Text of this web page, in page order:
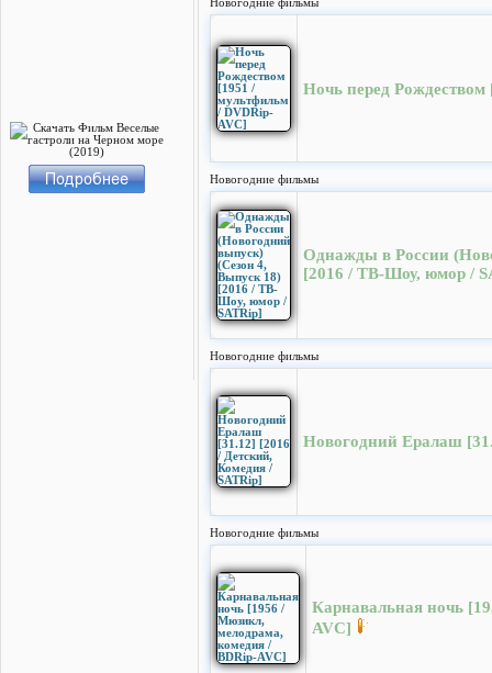
Новогодние фильмы
Ночь перед
Новогодние фильмы
Однажды в России
[2016 / ТВ-Шоу, юмор /
Новогодние фильмы
Новогодний Ералаш
Новогодние фильмы
Карнавальная ночь
AVC]